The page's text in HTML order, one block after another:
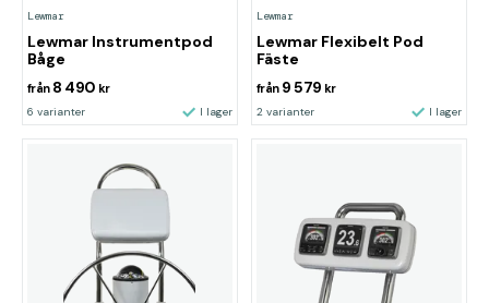
Lewmar
Lewmar Instrumentpod
Båge
från 8 490 kr
6 varianter I lager
Lewmar
Lewmar Flexibelt Pod
Fäste
från 9 579 kr
2 varianter I lager